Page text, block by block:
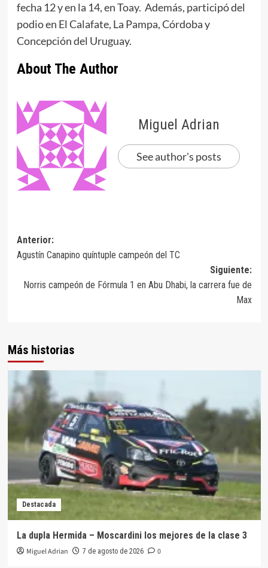
fecha 12 y en la 14, en Toay. Además, participó del
podio en El Calafate, La Pampa, Córdoba y
Concepción del Uruguay.
About The Author
Miguel Adrian
See author's posts
Navegación
de
entradas
Anterior:
Agustín Canapino quíntuple campeón del TC
Siguiente:
Norris campeón de Fórmula 1 en Abu Dhabi, la carrera fue de
Max
Más historias
Destacada
La dupla Hermida – Moscardini los mejores de la clase 3
Miguel Adrian 7 de agosto de 2026 0